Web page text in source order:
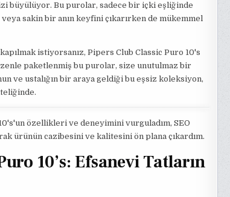
büyülüyor. Bu purolar, sadece bir içki eşliğinde
sakin bir anın keyfini çıkarırken de mükemmel
istiyorsanız, Pipers Club Classic Puro 10's
paketlenmiş bu purolar, size unutulmaz bir
ve ustalığın bir araya geldiği bu eşsiz koleksiyon,
özellikleri ve deneyimini vurguladım, SEO
ürünün cazibesini ve kalitesini ön plana çıkardım.
10’s: Efsanevi Tatların